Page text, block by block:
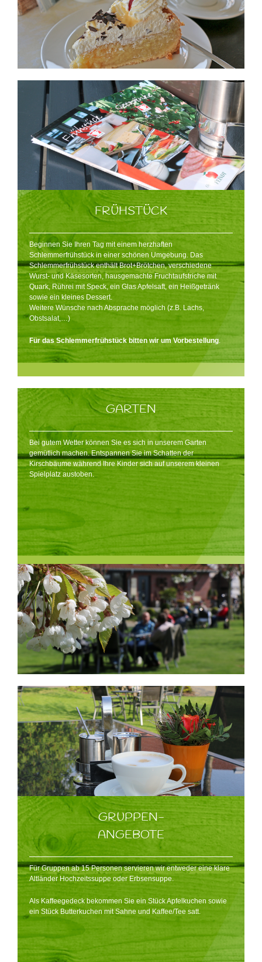
FRÜHSTÜCK
Beginnen Sie Ihren Tag mit einem herzhaften
Schlemmerfrühstück in einer schönen Umgebung. Das
Schlemmerfrühstück enthält Brot+Brötchen, verschiedene
Wurst- und Käsesorten, hausgemachte Fruchtaufstriche mit
Quark, Rührei mit Speck, ein Glas Apfelsaft, ein Heißgetränk
sowie ein kleines Dessert.
Weitere Wünsche nach Absprache möglich (z.B. Lachs,
Obstsalat,…)
Für das Schlemmerfrühstück bitten wir um Vorbestellung.
GARTEN
Bei gutem Wetter können Sie es sich in unserem Garten
gemütlich machen. Entspannen Sie im Schatten der
Kirschbäume während Ihre Kinder sich auf unserem kleinen
Spielplatz austoben.
GRUPPEN-
ANGEBOTE
Für Gruppen ab 15 Personen servieren wir entweder eine klare
Altländer Hochzeitssuppe oder Erbsensuppe.
Als Kaffeegedeck bekommen Sie ein Stück Apfelkuchen sowie
ein Stück Butterkuchen mit Sahne und Kaffee/Tee satt.